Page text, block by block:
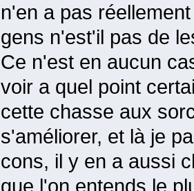
n'en a pas
gens n'est'il pas de
Ce n'est en aucun
voir a quel point
cette chasse aux
s'améliorer, et là je
cons, il y en a aussi
que l'on entends le